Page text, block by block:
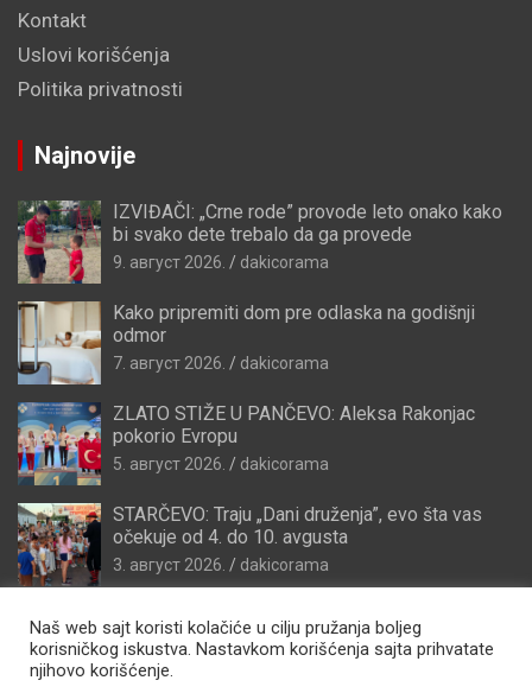
Kontakt
Uslovi korišćenja
Politika privatnosti
Najnovije
IZVIĐAČI: „Crne rode” provode leto onako kako
bi svako dete trebalo da ga provede
9. август 2026. dakicorama
Kako pripremiti dom pre odlaska na godišnji
odmor
7. август 2026. dakicorama
ZLATO STIŽE U PANČEVO: Aleksa Rakonjac
pokorio Evropu
5. август 2026. dakicorama
STARČEVO: Traju „Dani druženja”, evo šta vas
očekuje od 4. do 10. avgusta
3. август 2026. dakicorama
Naš web sajt koristi kolačiće u cilju pružanja boljeg
korisničkog iskustva. Nastavkom korišćenja sajta prihvatate
njihovo korišćenje.